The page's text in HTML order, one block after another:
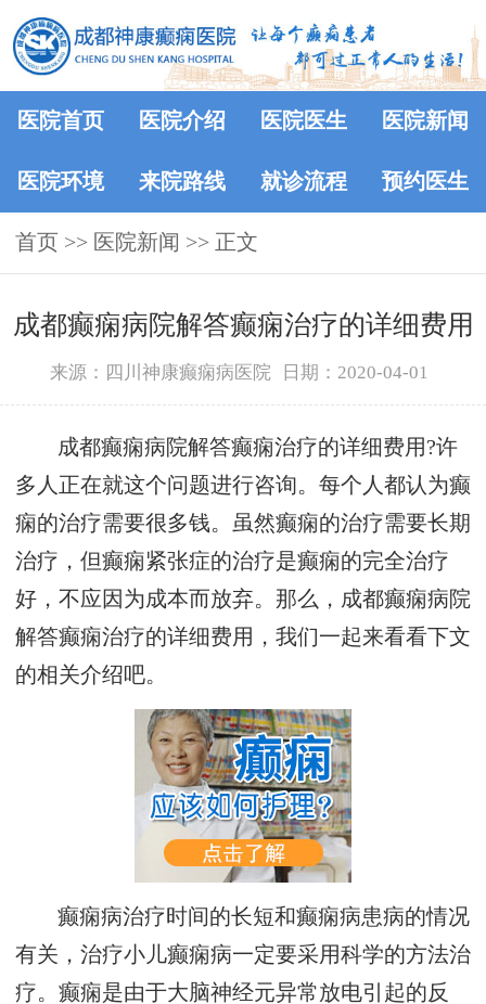
医院首页 医院介绍 医院医生 医院新闻
医院环境 来院路线 就诊流程 预约医生
首页 >> 医院新闻 >> 正文
成都癫痫病院解答癫痫治疗的详细费用
来源：四川神康癫痫病医院 日期：2020-04-01
成都癫痫病院解答癫痫治疗的详细费用?许
多人正在就这个问题进行咨询。每个人都认为癫
痫的治疗需要很多钱。虽然癫痫的治疗需要长期
治疗，但癫痫紧张症的治疗是癫痫的完全治疗
好，不应因为成本而放弃。那么，成都癫痫病院
解答癫痫治疗的详细费用，我们一起来看看下文
的相关介绍吧。
癫痫病治疗时间的长短和癫痫病患病的情况
有关，治疗小儿癫痫病一定要采用科学的方法治
疗。癫痫是由于大脑神经元异常放电引起的反